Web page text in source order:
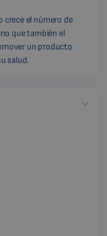
crece el número de
que también el
un producto
salud.